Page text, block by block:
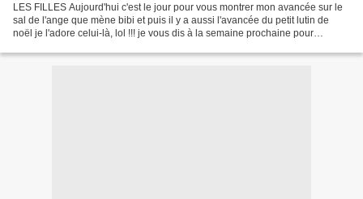
LES FILLES Aujourd'hui c'est le jour pour vous montrer mon avancée sur le
sal de l'ange que mène bibi et puis il y a aussi l'avancée du petit lutin de
noël je l'adore celui-là, lol !!! je vous dis à la semaine prochaine pour